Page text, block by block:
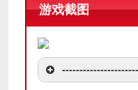
游戏截图